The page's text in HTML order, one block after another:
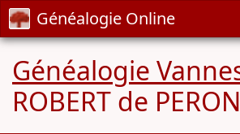
Généalogie Online
Généalogie
ROBERT de